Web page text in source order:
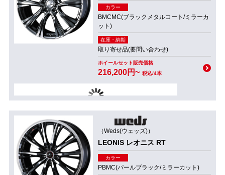
カラー
BMCMC(ブラックメタルコート/ミラーカ
ット)
在庫・納期
取り寄せ品(要問い合わせ)
ホイールセット販売価格
216,200円~ 税込/4本
（Weds(ウェッズ)）
LEONIS レオニス RT
カラー
PBMC(パールブラック/ミラーカット)